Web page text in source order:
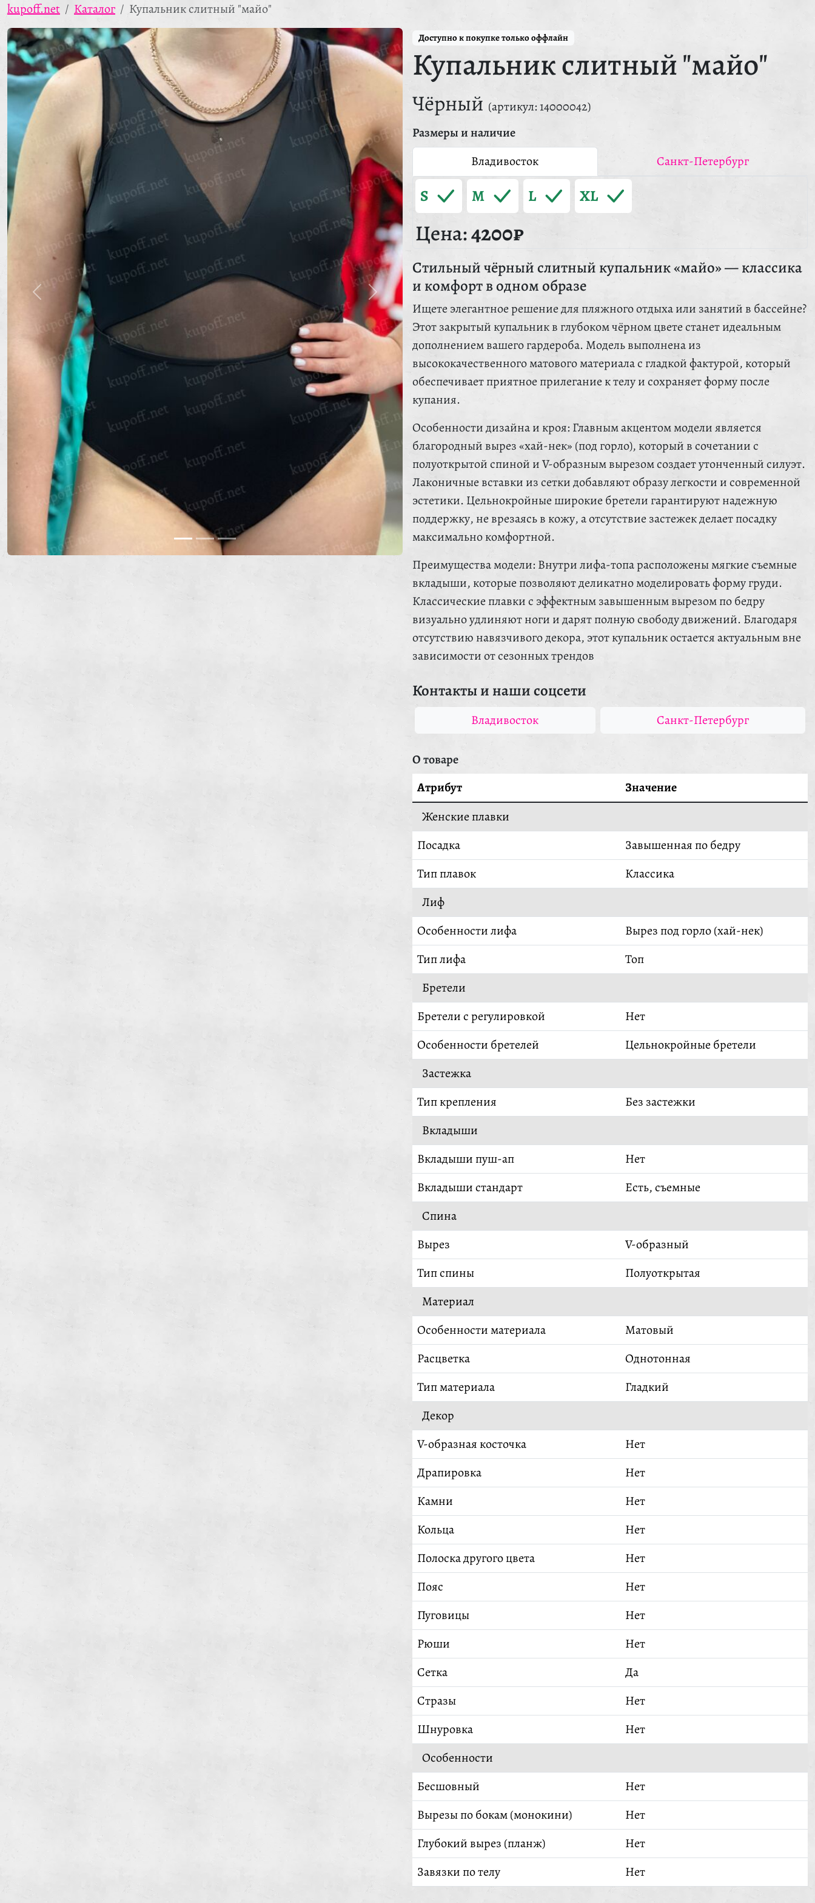
kupoff.net Каталог Купальник слитный "майо"
Доступно к покупке только оффлайн
Купальник слитный "майо"
Чёрный (артикул: 14000042)
Размеры и наличие
Владивосток
Санкт-Петербург
S M L XL
Цена:4200₽
Стильный чёрный слитный купальник «майо» — классика
и комфорт в одном образе
Ищете элегантное решение для пляжного отдыха или занятий в бассейне?
Этот закрытый купальник в глубоком чёрном цвете станет идеальным
дополнением вашего гардероба. Модель выполнена из
высококачественного матового материала с гладкой фактурой, который
обеспечивает приятное прилегание к телу и сохраняет форму после
купания.
Особенности дизайна и кроя: Главным акцентом модели является
благородный вырез «хай-нек» (под горло), который в сочетании с
полуоткрытой спиной и V-образным вырезом создает утонченный силуэт.
Лаконичные вставки из сетки добавляют образу легкости и современной
эстетики. Цельнокройные широкие бретели гарантируют надежную
поддержку, не врезаясь в кожу, а отсутствие застежек делает посадку
максимально комфортной.
Преимущества модели: Внутри лифа-топа расположены мягкие съемные
вкладыши, которые позволяют деликатно моделировать форму груди.
Классические плавки с эффектным завышенным вырезом по бедру
визуально удлиняют ноги и дарят полную свободу движений. Благодаря
отсутствию навязчивого декора, этот купальник остается актуальным вне
зависимости от сезонных трендов
Контакты и наши соцсети
Владивосток Санкт-Петербург
О товаре
Атрибут
Значение
Женские плавки
Посадка
Завышенная по бедру
Тип плавок
Классика
Лиф
Особенности лифа
Вырез под горло (хай-нек)
Тип лифа
Топ
Бретели
Бретели с регулировкой
Нет
Особенности бретелей
Цельнокройные бретели
Застежка
Тип крепления
Без застежки
Вкладыши
Вкладыши пуш-ап
Нет
Вкладыши стандарт
Есть, съемные
Спина
Вырез
V-образный
Тип спины
Полуоткрытая
Материал
Особенности материала
Матовый
Расцветка
Однотонная
Тип материала
Гладкий
Декор
V-образная косточка
Нет
Драпировка
Нет
Камни
Нет
Кольца
Нет
Полоска другого цвета
Нет
Пояс
Нет
Пуговицы
Нет
Рюши
Нет
Сетка
Да
Стразы
Нет
Шнуровка
Нет
Особенности
Бесшовный
Нет
Вырезы по бокам (монокини)
Нет
Глубокий вырез (планж)
Нет
Завязки по телу
Нет